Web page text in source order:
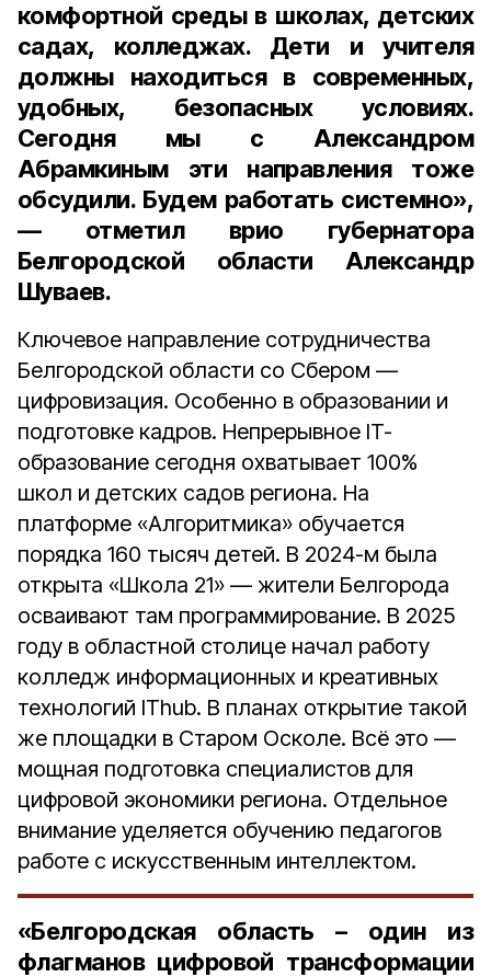
комфортной среды в школах, детских
садах, колледжах. Дети и учителя
должны находиться в современных,
удобных, безопасных условиях.
Сегодня мы с Александром
Абрамкиным эти направления тоже
обсудили. Будем работать системно»,
— отметил врио губернатора
Белгородской области Александр
Шуваев.
Ключевое направление сотрудничества
Белгородской области со Сбером —
цифровизация. Особенно в образовании и
подготовке кадров. Непрерывное IT-
образование сегодня охватывает 100%
школ и детских садов региона. На
платформе «Алгоритмика» обучается
порядка 160 тысяч детей. В 2024-м была
открыта «Школа 21» — жители Белгорода
осваивают там программирование. В 2025
году в областной столице начал работу
колледж информационных и креативных
технологий IThub. В планах открытие такой
же площадки в Старом Осколе. Всё это —
мощная подготовка специалистов для
цифровой экономики региона. Отдельное
внимание уделяется обучению педагогов
работе с искусственным интеллектом.
«Белгородская область – один из
флагманов цифровой трансформации